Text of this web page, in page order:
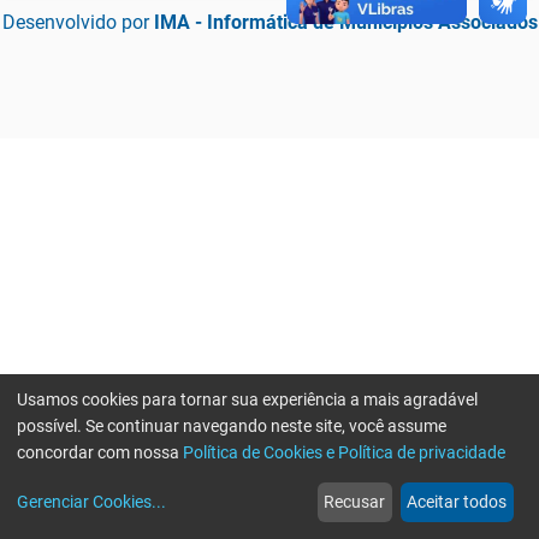
Desenvolvido por IMA - Informática de Municípios Associados
web
Notícias
more_horiz
Mais
Usamos cookies para tornar sua experiência a mais agradável
possível. Se continuar navegando neste site, você assume
concordar com nossa Política de Cookies e Política de privacidade
Gerenciar Cookies... Recusar Aceitar todos
Erro ao enviar informações, por favor tente novamente